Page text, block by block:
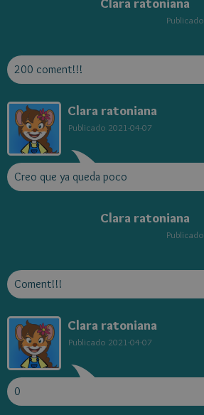
Clara ratoniana
Publicado
200 coment!!!
Clara ratoniana
Publicado 2021-04-07
Creo que ya queda poco
Clara ratoniana
Publicado
Coment!!!
Clara ratoniana
Publicado 2021-04-07
0